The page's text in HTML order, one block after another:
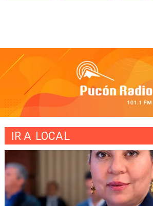
IR A LOCAL